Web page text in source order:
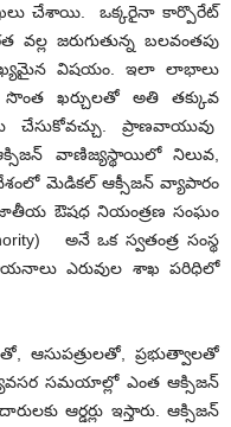
చేశాయి. ఒక్కరైనా కార్పొరేట్
వల్ల జరుగుతున్న బలవంతపు
విషయం. ఇలా లాభాలు
సొంత ఖర్చులతో అతి తక్కువ
చేసుకోవచ్చు. ప్రాణవాయువు
వాణిజ్యస్థాయిలో నిలువ,
మెడికల్ ఆక్సీజన్ వ్యాపారం
జాతీయ ఔషధ నియంత్రణ సంఘం
అనే ఒక స్వతంత్ర సంస్థ
ఎరువుల శాఖ పరిధిలో
ఆసుపత్రులతో, ప్రభుత్వాలతో
సమయాల్లో ఎంత ఆక్సిజన్
ఆర్డర్లు ఇస్తారు. ఆక్సిజన్